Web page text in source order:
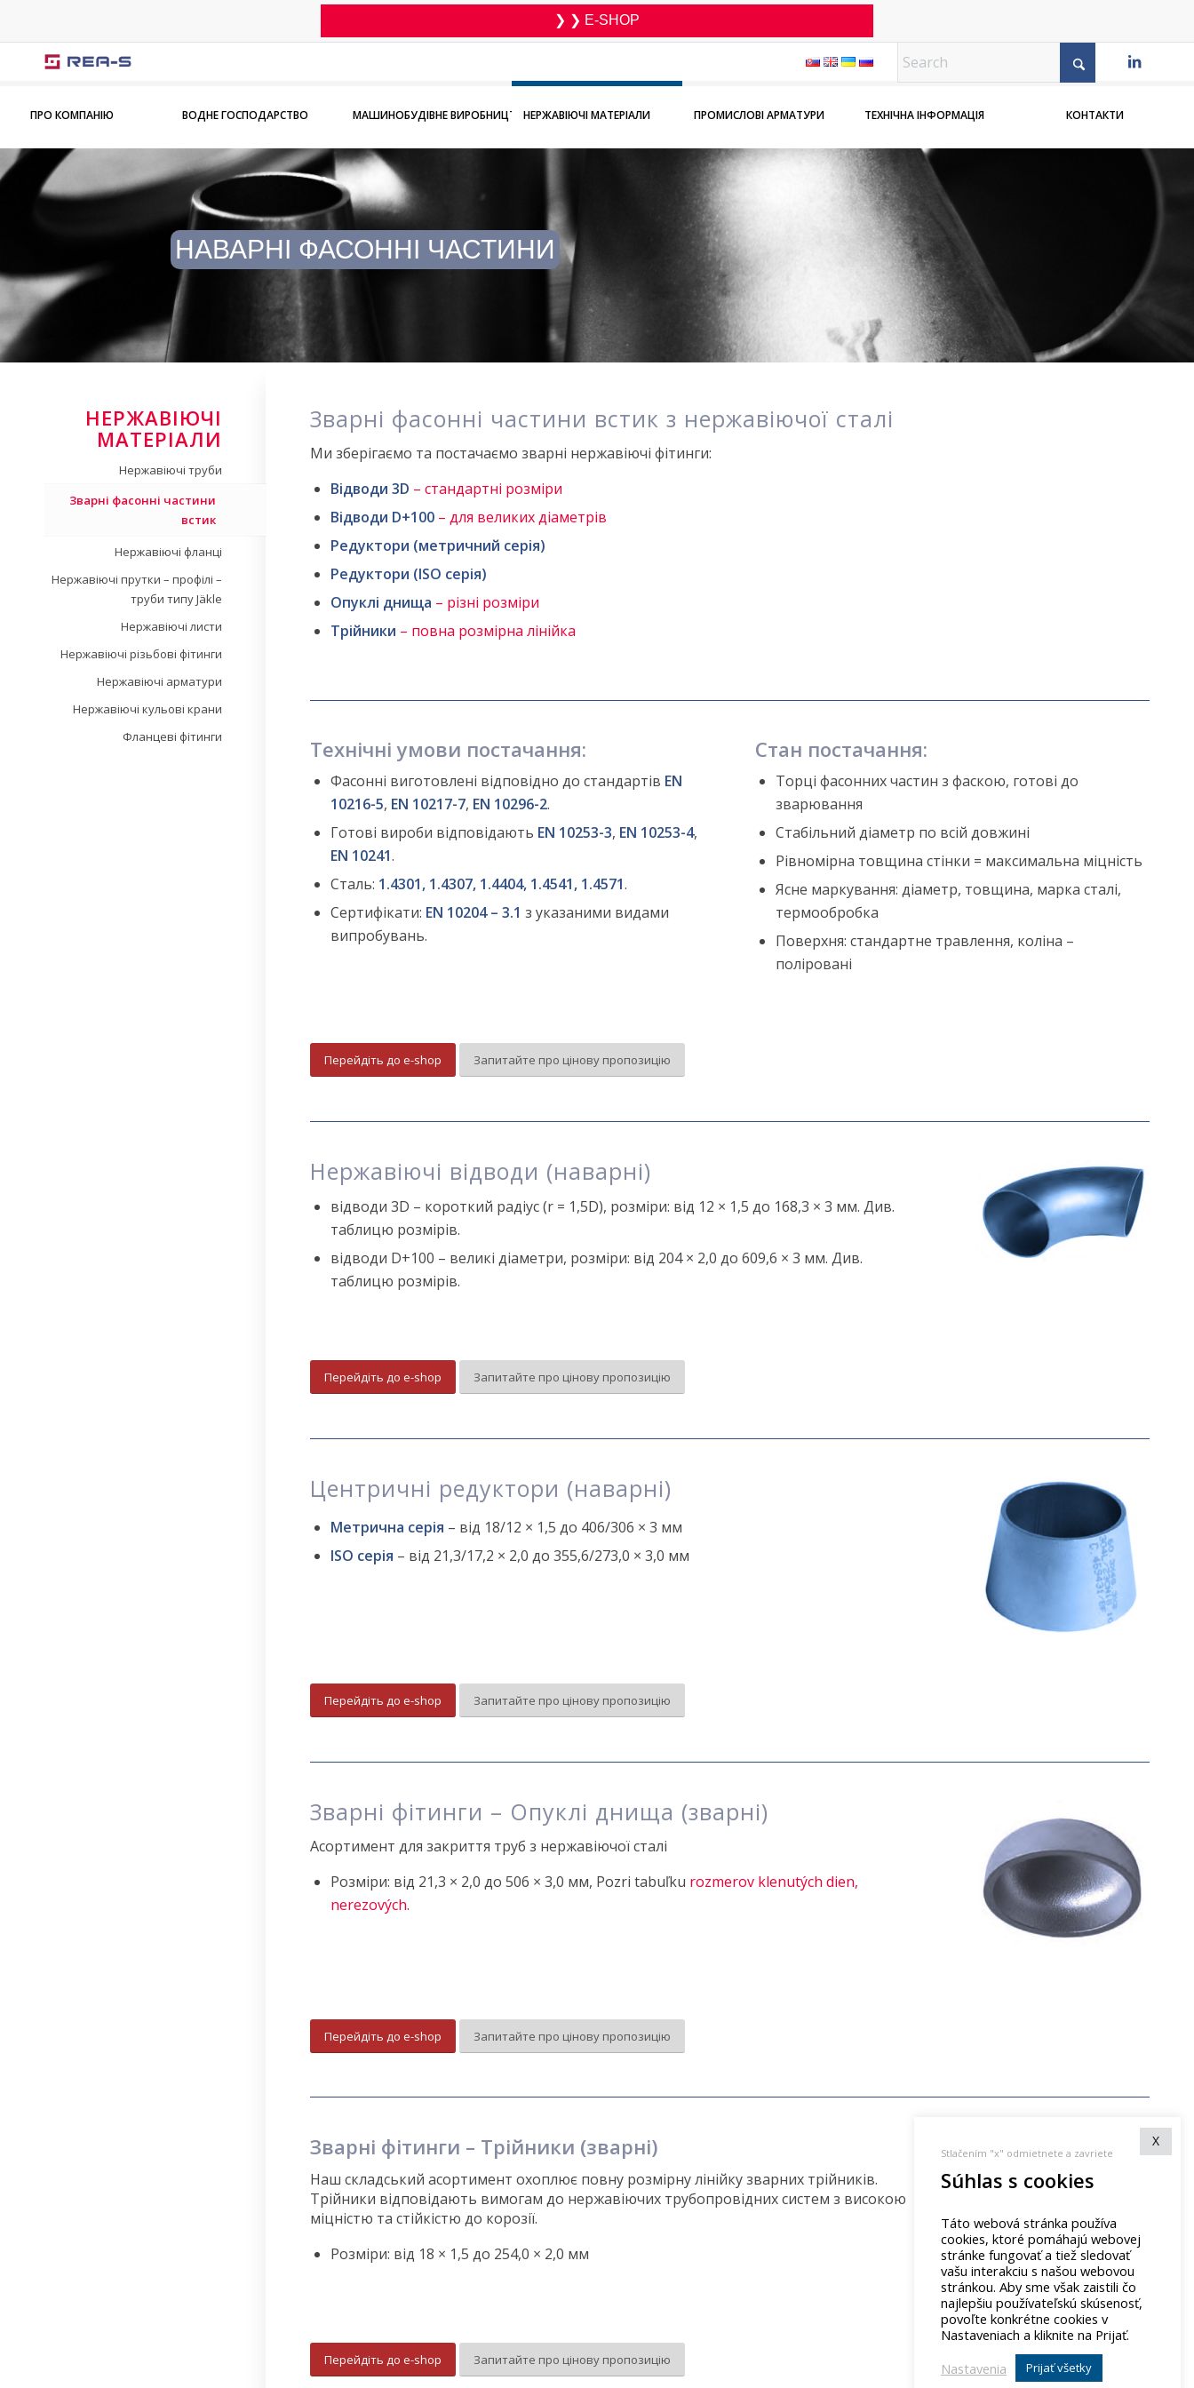
❯ ❯ E-SHOP
ПРО КОМПАНІЮ ВОДНЕ ГОСПОДАРСТВО МАШИНОБУДІВНЕ ВИРОБНИЦТВОНЕРЖАВІЮЧІ МАТЕРІАЛИ ПРОМИСЛОВІ АРМАТУРИ ТЕХНІЧНА ІНФОРМАЦІЯ КОНТАКТИ
НАВАРНІ ФАСОННІ ЧАСТИНИ
Зварні фасонні частини встик з нержавіючої сталі
Ми зберігаємо та постачаємо зварні нержавіючі фітинги:
Bідводи 3D – стандартні розміри
Bідводи D+100– для великих діаметрів
Редуктори (метричний серія)
Редуктори (ISO серія)
Опуклі днища – різні розміри
Трійники – повна розмірна лінійка
Технічні умови постачання:
Фасонні виготовлені відповідно до стандартів EN
10216-5, EN 10217-7, EN 10296-2.
Готові вироби відповідають EN 10253-3, EN 10253-4,
EN 10241.
Сталь: 1.4301, 1.4307, 1.4404, 1.4541, 1.4571.
Сертифікати: EN 10204 – 3.1 з указаними видами
випробувань.
Стан постачання:
Торці фасонних частин з фаскою, готові до
зварювання
Стабільний діаметр по всій довжині
Рівномірна товщина стінки = максимальна міцність
Ясне маркування: діаметр, товщина, марка сталі,
термообробка
Поверхня: стандартне травлення, коліна –
поліровані
Перейдіть до e-shop Запитайте про цінову пропозицію
Нержавіючі відводи (наварні)
відводи 3D – короткий радіус (r = 1,5D), розміри: від 12 × 1,5 до 168,3 × 3 мм. Див.
таблицю розмірів.
відводи D+100 – великі діаметри, розміри: від 204 × 2,0 до 609,6 × 3 мм. Див.
таблицю розмірів.
Перейдіть до e-shop Запитайте про цінову пропозицію
Центричні редуктори (нaварні)
Метрична серія – від 18/12 × 1,5 до 406/306 × 3 мм
ISO серія – від 21,3/17,2 × 2,0 до 355,6/273,0 × 3,0 мм
Перейдіть до e-shop Запитайте про цінову пропозицію
Зварні фітинги – Опуклі днища (зварні)
Асортимент для закриття труб з нержавіючої сталі
Розміри: від 21,3 × 2,0 до 506 × 3,0 мм, Pozri tabuľku rozmerov klenutých dien,
nerezových.
Перейдіть до e-shop Запитайте про цінову пропозицію
Зварні фітинги – Трійники (зварні)
Наш складський асортимент охоплює повну розмірну лінійку зварних трійників.
Трійники відповідають вимогам до нержавіючих трубопровідних систем з високою
міцністю та стійкістю до корозії.
Розміри: від 18 × 1,5 до 254,0 × 2,0 мм
Перейдіть до e-shop Запитайте про цінову пропозицію
НЕРЖАВІЮЧІ
МАТЕРІАЛИ
Нержавіючі труби
Зварні фасонні частини
встик
Нержавіючі фланці
Нержавіючі прутки – профілі –
труби типу Jäkle
Нержавіючі листи
Нержавіючі різьбові фітинги
Нержавіючі арматури
Нержавіючі кульові крани
Фланцеві фітинги
Stlačením "x" odmietnete a zavriete
X
Súhlas s cookies
Táto webová stránka používa
cookies, ktoré pomáhajú webovej
stránke fungovať a tiež sledovať
vašu interakciu s našou webovou
stránkou. Aby sme však zaistili čo
najlepšiu používateľskú skúsenosť,
povoľte konkrétne cookies v
Nastaveniach a kliknite na Prijať.
Nastavenia
Prijať všetky